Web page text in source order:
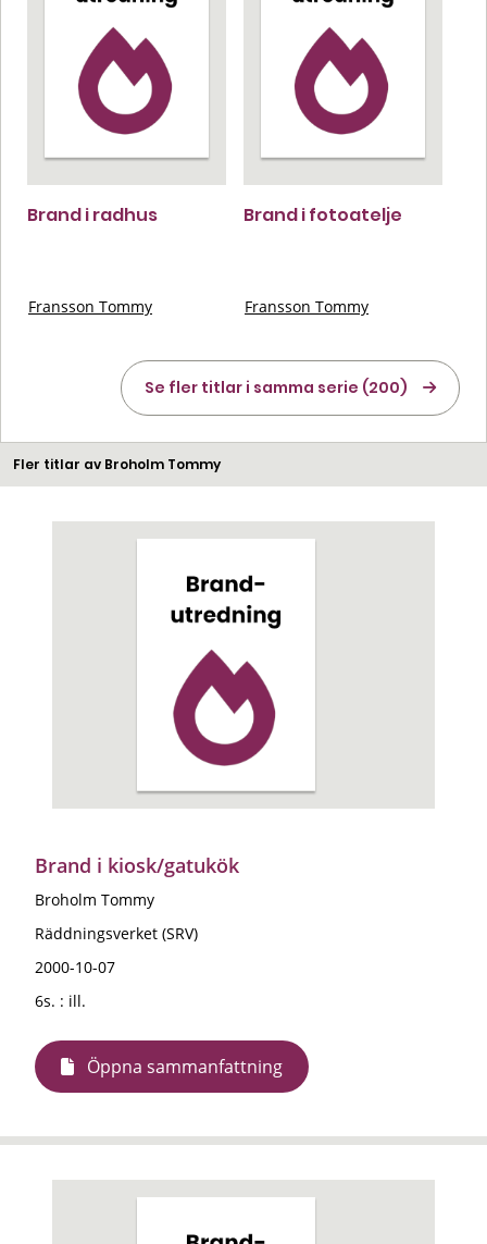
Brand i radhus
Fransson Tommy
Brand i fotoatelje
Fransson Tommy
Se fler titlar i samma serie (200)
Fler titlar av Broholm Tommy
Brand i kiosk/gatukök
Broholm Tommy
Räddningsverket (SRV)
2000-10-07
6s. : ill.
Öppna sammanfattning